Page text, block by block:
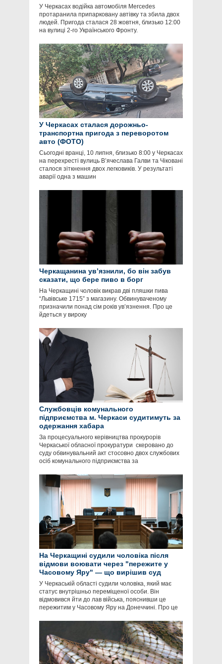
У Черкасах водійка автомобіля Mercedes
протаранила припарковану автівку та збила двох
людей. Пригода сталася 28 жовтня, близько 12:00
на вулиці 2-го Українського Фронту.
У Черкасах сталася дорожньо-
транспортна пригода з переворотом
авто (ФОТО)
Сьогодні вранці, 10 липня, близько 8:00 у Черкасах
на перехресті вулиць В’ячеслава Галви та Чіковані
сталося зіткнення двох легковиків. У результаті
аварії одна з машин
Черкащанина ув’язнили, бо він забув
сказати, що бере пиво в борг
На Черкащині чоловік викрав дві пляшки пива
“Львівське 1715” з магазину. Обвинуваченому
призначили понад сім років ув’язнення. Про це
йдеться у вироку
Службовців комунального
підприємства м. Черкаси судитимуть за
одержання хабара
За процесуального керівництва прокурорів
Черкаської обласної прокуратури скеровано до
суду обвинувальний акт стосовно двох службових
осіб комунального підприємства за
На Черкащині судили чоловіка після
відмови воювати через "пережите у
Часовому Яру" — що вирішив суд
У Черкаській області судили чоловіка, який має
статус внутрішньо переміщеної особи. Він
відмовився йти до лав війська, пояснивши це
пережитим у Часовому Яру на Донеччині. Про це